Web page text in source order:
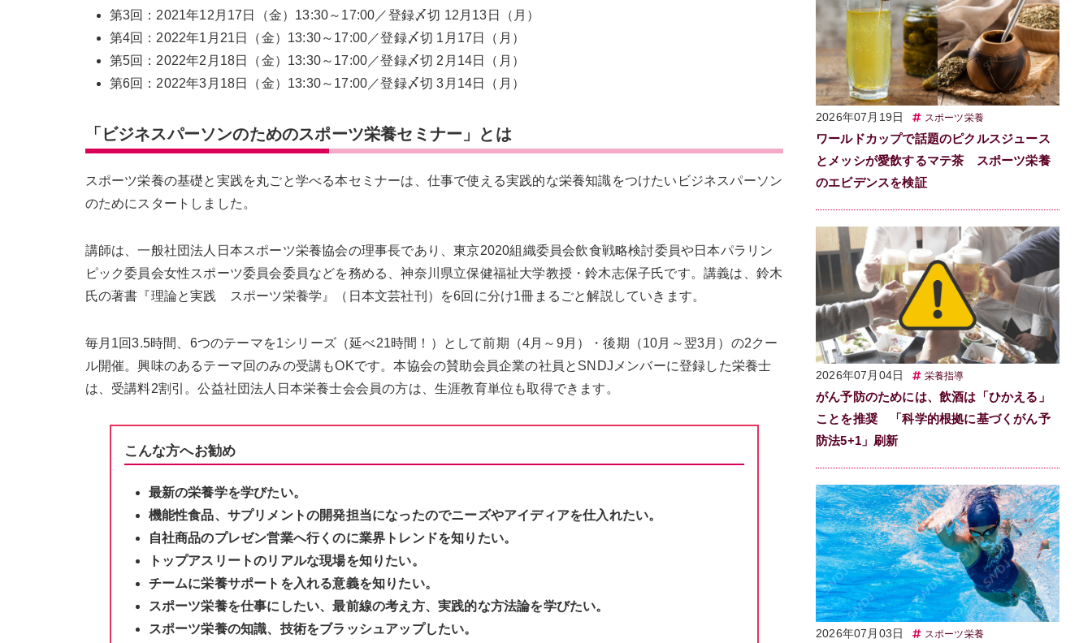
第3回：2021年12月17日（金）13:30～17:00／登録〆切 12月13日（月）
第4回：2022年1月21日（金）13:30～17:00／登録〆切 1月17日（月）
第5回：2022年2月18日（金）13:30～17:00／登録〆切 2月14日（月）
第6回：2022年3月18日（金）13:30～17:00／登録〆切 3月14日（月）
「ビジネスパーソンのためのスポーツ栄養セミナー」とは
スポーツ栄養の基礎と実践を丸ごと学べる本セミナーは、仕事で使える実践的な栄養知識をつけたいビジネスパーソン
のためにスタートしました。
講師は、一般社団法人日本スポーツ栄養協会の理事長であり、東京2020組織委員会飲食戦略検討委員や日本パラリン
ピック委員会女性スポーツ委員会委員などを務める、神奈川県立保健福祉大学教授・鈴木志保子氏です。講義は、鈴木
氏の著書『理論と実践 スポーツ栄養学』（日本文芸社刊）を6回に分け1冊まるごと解説していきます。
毎月1回3.5時間、6つのテーマを1シリーズ（延べ21時間！）として前期（4月～9月）・後期（10月～翌3月）の2クー
ル開催。興味のあるテーマ回のみの受講もOKです。本協会の賛助会員企業の社員とSNDJメンバーに登録した栄養士
は、受講料2割引。公益社団法人日本栄養士会会員の方は、生涯教育単位も取得できます。
こんな方へお勧め
最新の栄養学を学びたい。
機能性食品、サプリメントの開発担当になったのでニーズやアイディアを仕入れたい。
自社商品のプレゼン営業へ行くのに業界トレンドを知りたい。
トップアスリートのリアルな現場を知りたい。
チームに栄養サポートを入れる意義を知りたい。
スポーツ栄養を仕事にしたい、最前線の考え方、実践的な方法論を学びたい。
スポーツ栄養の知識、技術をブラッシュアップしたい。
2026年07月19日 スポーツ栄養
ワールドカップで話題のピクルスジュース
とメッシが愛飲するマテ茶 スポーツ栄養
のエビデンスを検証
2026年07月04日 栄養指導
がん予防のためには、飲酒は「ひかえる」
ことを推奨 「科学的根拠に基づくがん予
防法5+1」刷新
2026年07月03日 スポーツ栄養